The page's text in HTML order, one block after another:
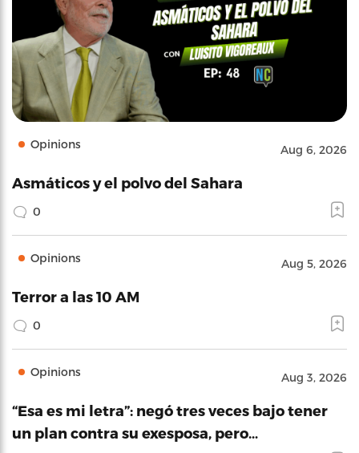
Opinions Aug 6, 2026
Asmáticos y el polvo del Sahara
0
Opinions Aug 5, 2026
Terror a las 10 AM
0
Opinions Aug 3, 2026
“Esa es mi letra”: negó tres veces bajo tener
un plan contra su exesposa, pero…